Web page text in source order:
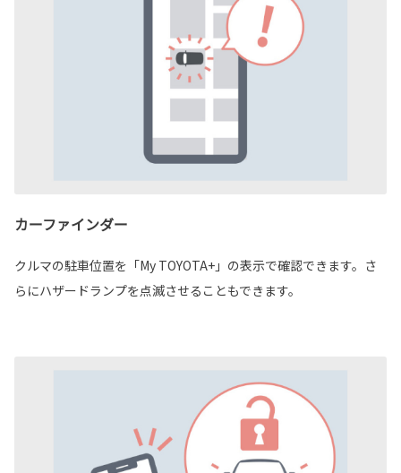
カーファインダー
クルマの駐車位置を「My TOYOTA+」の表示で確認できます。さ
らにハザードランプを点滅させることもできます。